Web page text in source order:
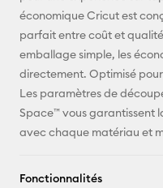
économique Cricut est
parfait entre coût et
emballage simple, les
directement. Optimisé
Les paramètres de
Space™ vous garantissent
avec chaque matériau et
Fonctionnalités